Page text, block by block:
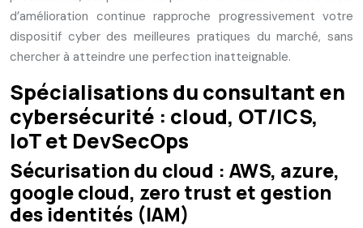
d’amélioration continue rapproche progressivement votre
dispositif cyber des meilleures pratiques du marché, sans
chercher à atteindre une perfection inatteignable.
Spécialisations du consultant en
cybersécurité : cloud, OT/ICS,
IoT et DevSecOps
Sécurisation du cloud : AWS, azure,
google cloud, zero trust et gestion
des identités (IAM)